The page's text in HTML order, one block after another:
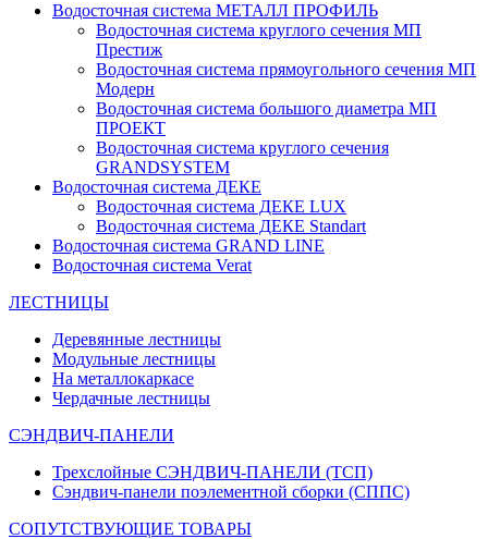
Водосточная система МЕТАЛЛ ПРОФИЛЬ
Водосточная система круглого сечения МП
Престиж
Водосточная система прямоугольного сечения МП
Модерн
Водосточная система большого диаметра МП
ПРОЕКТ
Водосточная система круглого сечения
GRANDSYSTEM
Водосточная система ДЕКЕ
Водосточная система ДЕКЕ LUX
Водосточная система ДЕКЕ Standart
Водосточная система GRAND LINE
Водосточная система Verat
ЛЕСТНИЦЫ
Деревянные лестницы
Модульные лестницы
На металлокаркасе
Чердачные лестницы
СЭНДВИЧ-ПАНЕЛИ
Трехслойные СЭНДВИЧ-ПАНЕЛИ (ТСП)
Сэндвич-панели поэлементной сборки (СППС)
СОПУТСТВУЮЩИЕ ТОВАРЫ